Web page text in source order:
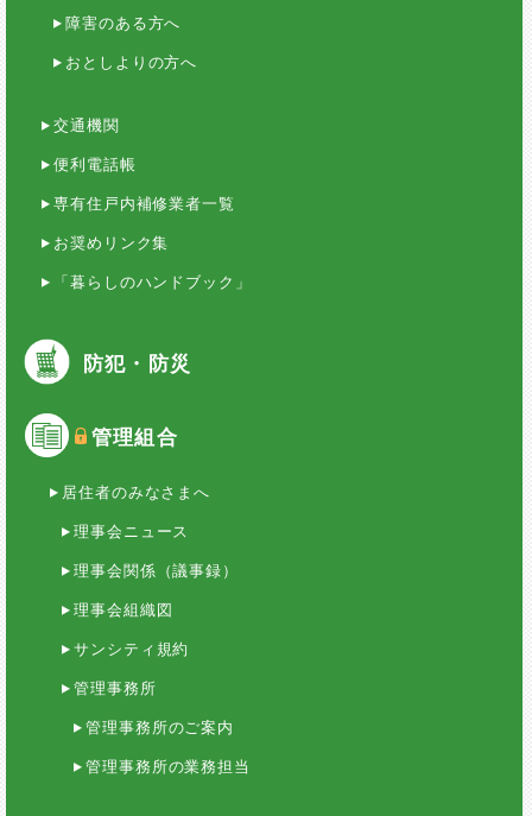
障害のある方へ
おとしよりの方へ
交通機関
便利電話帳
専有住戸内補修業者一覧
お奨めリンク集
「暮らしのハンドブック」
防犯・防災
管理組合
居住者のみなさまへ
理事会ニュース
理事会関係（議事録）
理事会組織図
サンシティ規約
管理事務所
管理事務所のご案内
管理事務所の業務担当